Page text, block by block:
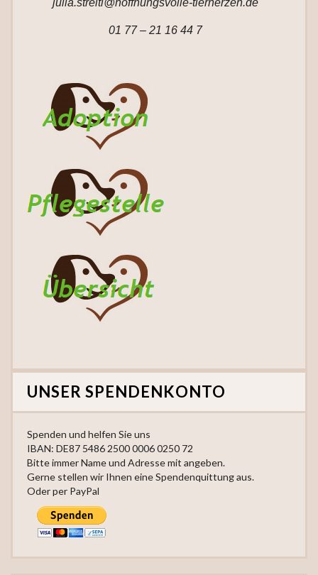
julia.streitl@hoffnungsvolle-tierherzen.de
01 77 – 21 16 44 7
UNSER SPENDENKONTO
Spenden und helfen Sie uns
IBAN: DE87 5486 2500 0006 0250 72
Bitte immer Name und Adresse mit angeben.
Gerne stellen wir Ihnen eine Spendenquittung aus.
Oder per PayPal